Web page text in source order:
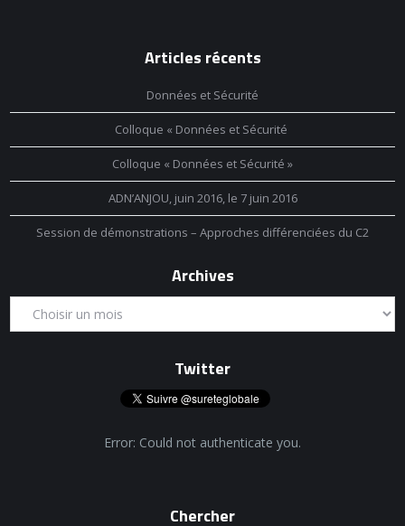
Articles récents
Données et Sécurité
Colloque « Données et Sécurité
Colloque « Données et Sécurité »
ADN’ANJOU, juin 2016, le 7 juin 2016
Session de démonstrations – Approches différenciées du C2
Archives
Twitter
Error: Could not authenticate you.
Chercher